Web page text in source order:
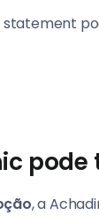
statement
, a